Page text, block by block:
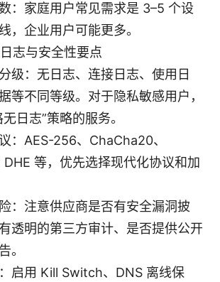
：家庭用户常见需求是 3–5 个设
，企业用户可能更多。
志与安全性要点
级：无日志、连接日志、使用日
等不同等级。对于隐私敏感用户，
日志”策略的服务。
：AES-256、ChaCha20、
等，优先选择现代化协议和加
：注意供应商是否有安全漏洞披
透明的第三方审计、是否提供公开
。
启用 Kill Switch、DNS 离线保